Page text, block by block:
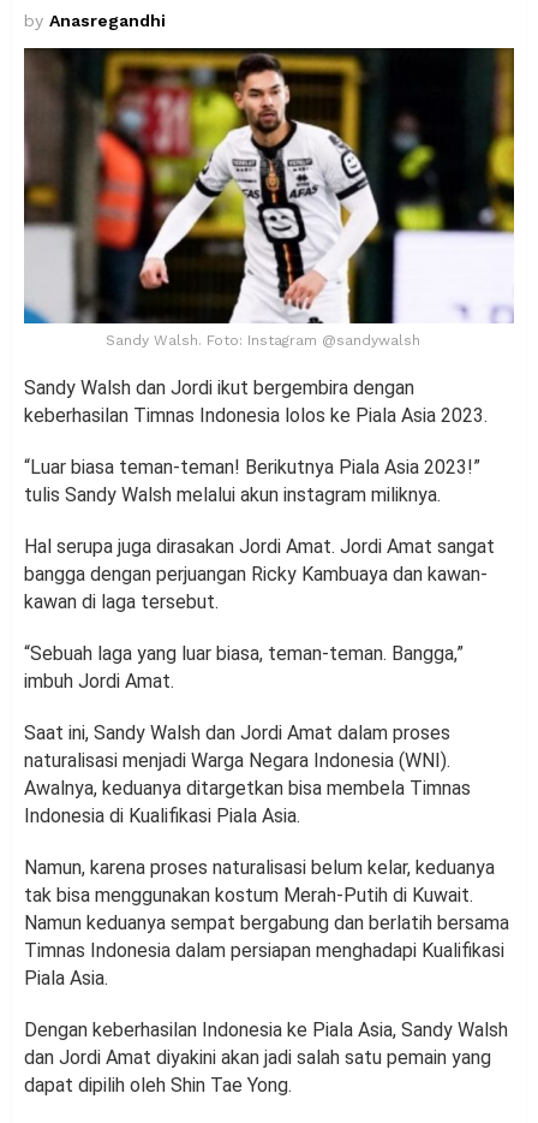
by Anasregandhi
Sandy Walsh. Foto: Instagram @sandywalsh
Sandy Walsh dan Jordi ikut bergembira dengan
keberhasilan Timnas Indonesia lolos ke Piala Asia 2023.
“Luar biasa teman-teman! Berikutnya Piala Asia 2023!”
tulis Sandy Walsh melalui akun instagram miliknya.
Hal serupa juga dirasakan Jordi Amat. Jordi Amat sangat
bangga dengan perjuangan Ricky Kambuaya dan kawan-
kawan di laga tersebut.
“Sebuah laga yang luar biasa, teman-teman. Bangga,”
imbuh Jordi Amat.
Saat ini, Sandy Walsh dan Jordi Amat dalam proses
naturalisasi menjadi Warga Negara Indonesia (WNI).
Awalnya, keduanya ditargetkan bisa membela Timnas
Indonesia di Kualifikasi Piala Asia.
Namun, karena proses naturalisasi belum kelar, keduanya
tak bisa menggunakan kostum Merah-Putih di Kuwait.
Namun keduanya sempat bergabung dan berlatih bersama
Timnas Indonesia dalam persiapan menghadapi Kualifikasi
Piala Asia.
Dengan keberhasilan Indonesia ke Piala Asia, Sandy Walsh
dan Jordi Amat diyakini akan jadi salah satu pemain yang
dapat dipilih oleh Shin Tae Yong.